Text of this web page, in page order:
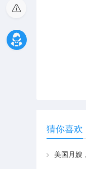
猜你喜欢
美国月嫂